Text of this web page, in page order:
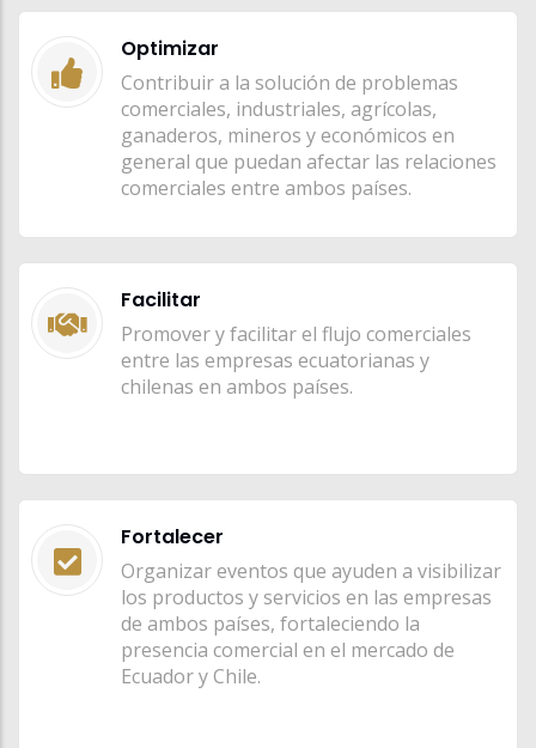
Optimizar
Contribuir a la solución de problemas
comerciales, industriales, agrícolas,
ganaderos, mineros y económicos en
general que puedan afectar las relaciones
comerciales entre ambos países.
Facilitar
Promover y facilitar el flujo comerciales
entre las empresas ecuatorianas y
chilenas en ambos países.
Fortalecer
Organizar eventos que ayuden a visibilizar
los productos y servicios en las empresas
de ambos países, fortaleciendo la
presencia comercial en el mercado de
Ecuador y Chile.